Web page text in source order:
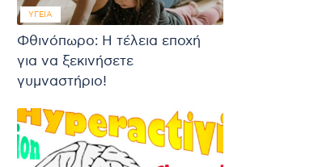
ΥΓΕΊΑ
Φθινόπωρο: Η τέλεια εποχή
για να ξεκινήσετε
γυμναστήριο!